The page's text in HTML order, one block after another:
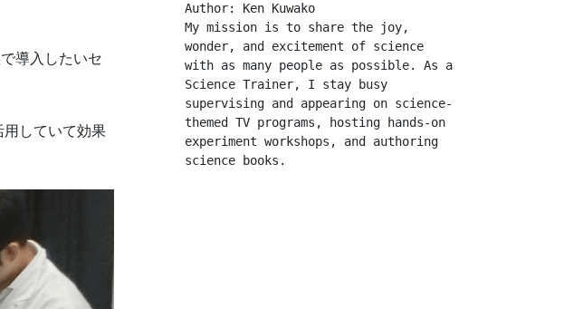
導入したいセ
していて効果
Author: Ken Kuwako
My mission is to share the joy,
wonder, and excitement of science
with as many people as possible. As a
Science Trainer, I stay busy
supervising and appearing on science-
themed TV programs, hosting hands-on
experiment workshops, and authoring
science books.